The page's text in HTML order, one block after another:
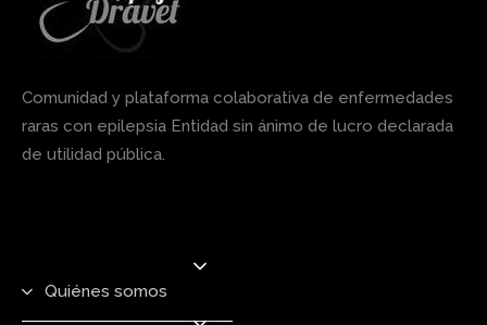
Comunidad y plataforma colaborativa de enfermedades
raras con epilepsia Entidad sin ánimo de lucro declarada
de utilidad pública.
Quiénes somos